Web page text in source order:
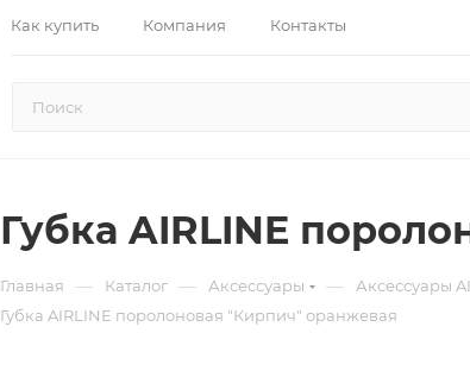
Как купить Компания Контакты
Губка AIRLINE
Главная — Каталог — Аксессуары — Аксессуары
Губка AIRLINE поролоновая "Кирпич" оранжевая